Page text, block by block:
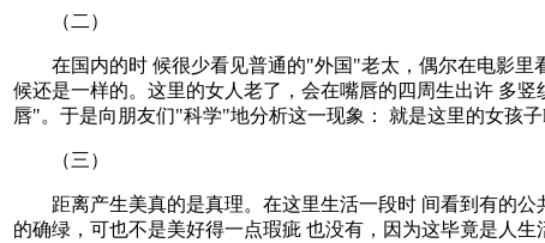
（二）
在国内的时 候很少看见普通的"外国"老太，偶尔在电影里
候还是一样的。这里的女人老了，会在嘴唇的四周生出许 多
唇"。于是向朋友们"科学"地分析这一现象： 就是这里的女孩
（三）
距离产生美真的是真理。在这里生活一段时 间看到有的公
的确绿，可也不是美好得一点瑕疵 也没有，因为这毕竟是人